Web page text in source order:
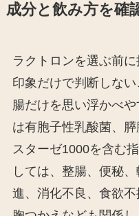
成分と飲み方を確
ラクトロンを選ぶ前
印象だけで判断しな
腸だけを思い浮かべ
は有胞子性乳酸菌、
スターゼ1000を含む
しては、整腸、便秘
進、消化不良、食欲不